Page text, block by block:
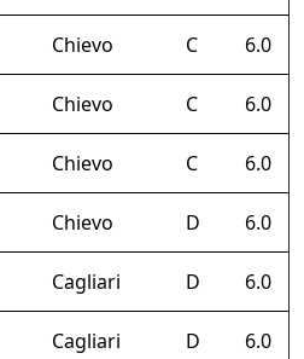
Chievo C 6.0
Chievo C 6.0
Chievo C 6.0
Chievo D 6.0
Cagliari D 6.0
Cagliari D 6.0